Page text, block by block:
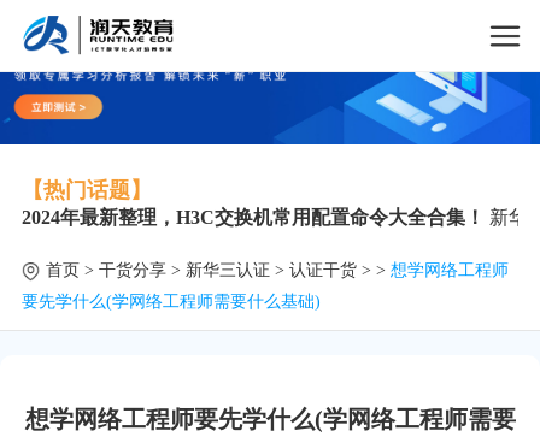
【热门话题】
2024年最新整理，H3C交换机常用配置命令大全合集！ 新华
首页 > 干货分享> 新华三认证 > 认证干货> > 想学网络工程师
要先学什么(学网络工程师需要什么基础)
想学网络工程师要先学什么(学网络工程师需要